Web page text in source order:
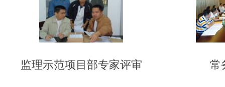
监理示范项目部专家评审 常